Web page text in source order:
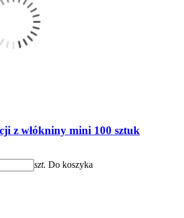
z włókniny mini 100 sztuk
szt. Do koszyka